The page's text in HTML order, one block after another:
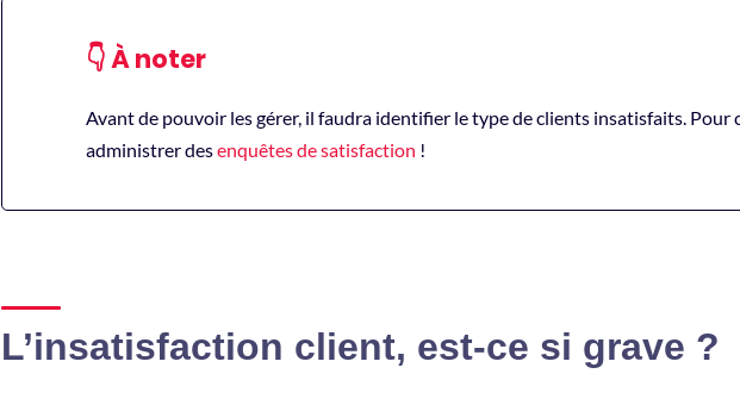
👇 À noter
Avant de pouvoir les gérer, il faudra identifier le type de clients insatisfaits. Pour
administrer desenquêtes de satisfaction !
L’insatisfaction client, est-ce si grave ?